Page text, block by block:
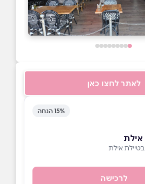
לאתר לחצו כאן
15% הנחה
אילת
אילת
לרכישה